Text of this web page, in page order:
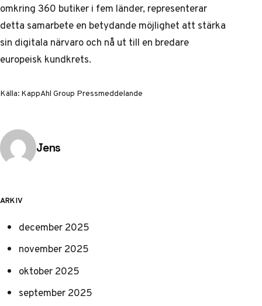
omkring 360 butiker i fem länder, representerar
detta samarbete en betydande möjlighet att stärka
sin digitala närvaro och nå ut till en bredare
europeisk kundkrets.
Källa: KappAhl Group Pressmeddelande
Publicerad av
Jens
ARKIV
december 2025
november 2025
oktober 2025
september 2025